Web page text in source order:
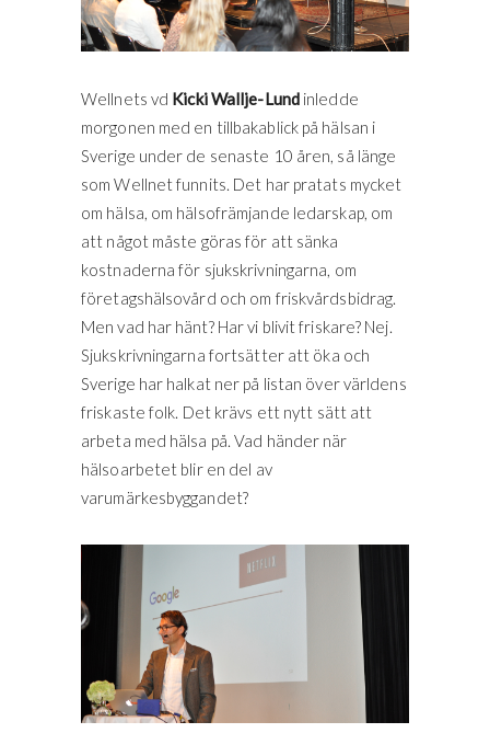
Wellnets vd Kicki Wallje-Lundinledde
morgonen med en tillbakablick på hälsan i
Sverige under de senaste 10 åren, så länge
som Wellnet funnits. Det har pratats mycket
om hälsa, om hälsofrämjande ledarskap, om
att något måste göras för att sänka
kostnaderna för sjukskrivningarna, om
företagshälsovård och om friskvårdsbidrag.
Men vad har hänt? Har vi blivit friskare? Nej.
Sjukskrivningarna fortsätter att öka och
Sverige har halkat ner på listan över världens
friskaste folk. Det krävs ett nytt sätt att
arbeta med hälsa på. Vad händer när
hälsoarbetet blir en del av
varumärkesbyggandet?